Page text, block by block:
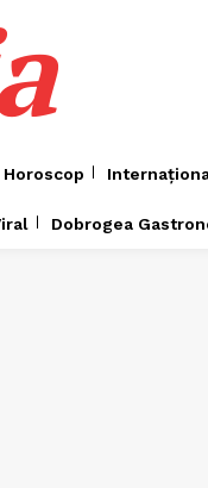
Horoscop
Dobrogea